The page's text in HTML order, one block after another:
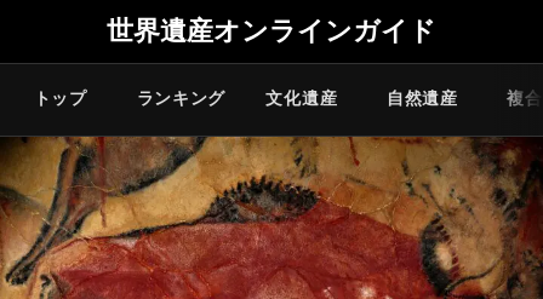
世界遺産オンラインガイド
トップ ランキング 文化遺産 自然遺産 複